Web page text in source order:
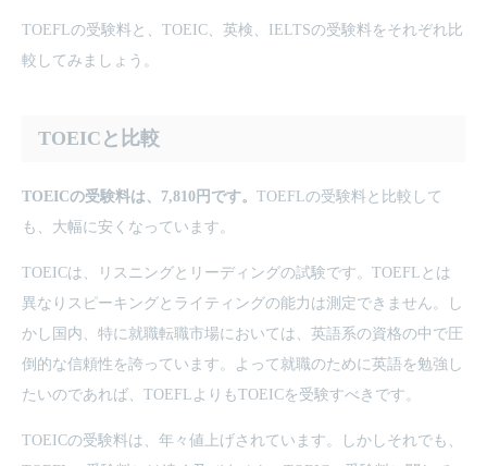
TOEFLの受験料と、TOEIC、英検、IELTSの受験料をそれぞれ比
較してみましょう。
TOEICと比較
TOEICの受験料は、7,810円です。 TOEFLの受験料と比較して
も、大幅に安くなっています。
TOEICは、リスニングとリーディングの試験です。TOEFLとは
異なりスピーキングとライティングの能力は測定できません。し
かし国内、特に就職転職市場においては、英語系の資格の中で圧
倒的な信頼性を誇っています。よって就職のために英語を勉強し
たいのであれば、TOEFLよりもTOEICを受験すべきです。
TOEICの受験料は、年々値上げされています。しかしそれでも、